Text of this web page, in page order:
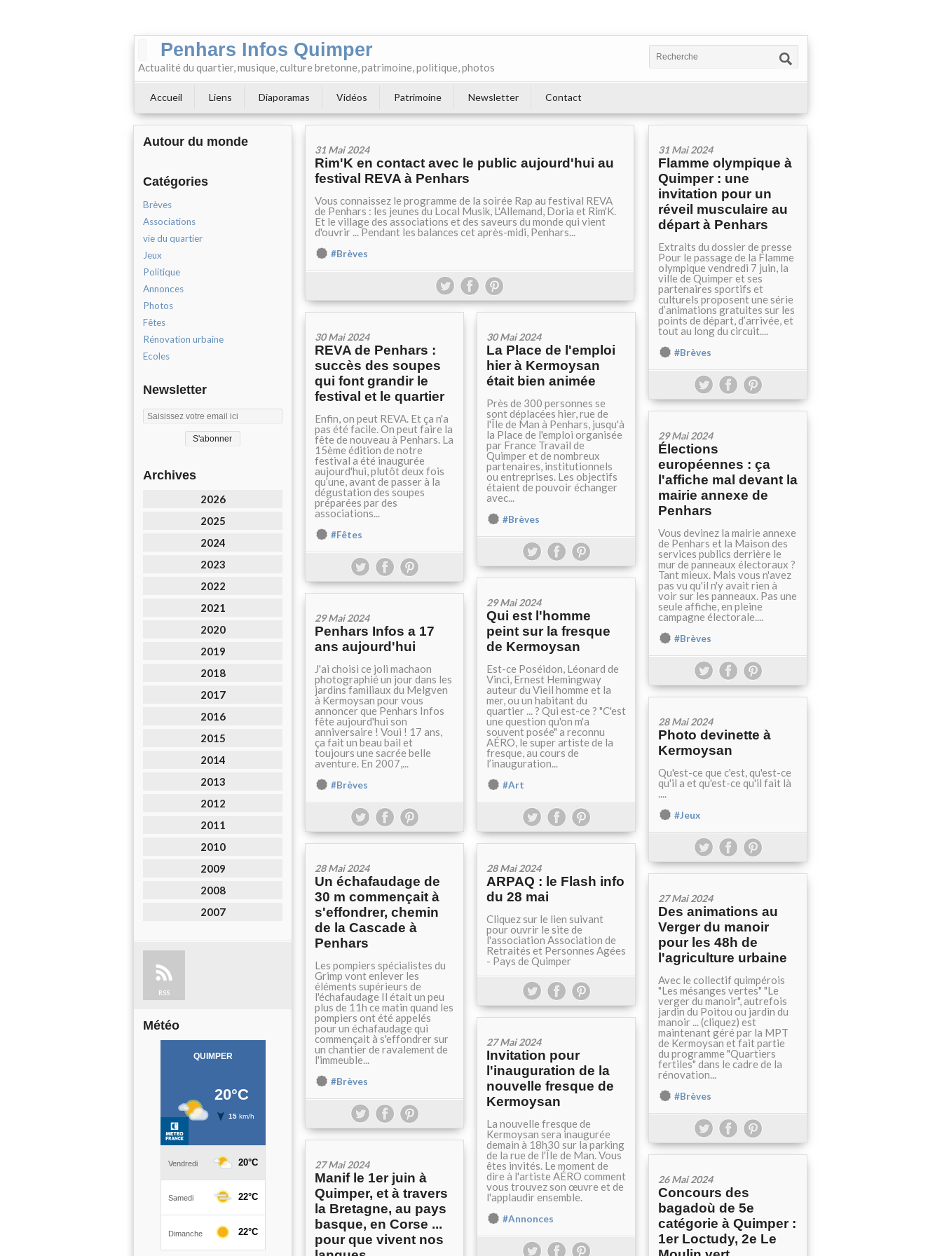
Penhars Infos Quimper
Actualité du quartier, musique, culture bretonne, patrimoine, politique, photos
Accueil Liens Diaporamas Vidéos Patrimoine Newsletter Contact
Autour du monde
Catégories
Brèves
Associations
vie du quartier
Jeux
Politique
Annonces
Photos
Fêtes
Rénovation urbaine
Ecoles
Newsletter
Archives
2026
2025
2024
2023
2022
2021
2020
2019
2018
2017
2016
2015
2014
2013
2012
2011
2010
2009
2008
2007
RSS
Météo
31 Mai 2024
Rim'K en contact avec le public aujourd'hui au
festival REVA à Penhars
Vous connaissez le programme de la soirée Rap au festival REVA
de Penhars : les jeunes du Local Musik, L'Allemand, Doria et Rim'K.
Et le village des associations et des saveurs du monde qui vient
d'ouvrir ... Pendant les balances cet après-midi, Penhars...
#Brèves
31 Mai 2024
Flamme olympique à
Quimper : une
invitation pour un
réveil musculaire au
départ à Penhars
Extraits du dossier de presse
Pour le passage de la Flamme
olympique vendredi 7 juin, la
ville de Quimper et ses
partenaires sportifs et
culturels proposent une série
d’animations gratuites sur les
points de départ, d’arrivée, et
tout au long du circuit....
#Brèves
30 Mai 2024
REVA de Penhars :
succès des soupes
qui font grandir le
festival et le quartier
Enfin, on peut REVA. Et ça n'a
pas été facile. On peut faire la
fête de nouveau à Penhars. La
15ème édition de notre
festival a été inaugurée
aujourd'hui, plutôt deux fois
qu’une, avant de passer à la
dégustation des soupes
préparées par des
associations...
#Fêtes
30 Mai 2024
La Place de l'emploi
hier à Kermoysan
était bien animée
Près de 300 personnes se
sont déplacées hier, rue de
l'Île de Man à Penhars, jusqu'à
la Place de l'emploi organisée
par France Travail de
Quimper et de nombreux
partenaires, institutionnels
ou entreprises. Les objectifs
étaient de pouvoir échanger
avec...
#Brèves
29 Mai 2024
Élections
européennes : ça
l'affiche mal devant la
mairie annexe de
Penhars
Vous devinez la mairie annexe
de Penhars et la Maison des
services publics derrière le
mur de panneaux électoraux ?
Tant mieux. Mais vous n'avez
pas vu qu'il n'y avait rien à
voir sur les panneaux. Pas une
seule affiche, en pleine
campagne électorale....
#Brèves
29 Mai 2024
Qui est l'homme
peint sur la fresque
de Kermoysan
Est-ce Poséidon, Léonard de
Vinci, Ernest Hemingway
auteur du Vieil homme et la
mer, ou un habitant du
quartier ... ? Qui est-ce ? "C'est
une question qu'on m'a
souvent posée" a reconnu
AÉRO, le super artiste de la
fresque, au cours de
l’inauguration...
#Art
29 Mai 2024
Penhars Infos a 17
ans aujourd'hui
J'ai choisi ce joli machaon
photographié un jour dans les
jardins familiaux du Melgven
à Kermoysan pour vous
annoncer que Penhars Infos
fête aujourd'hui son
anniversaire ! Voui ! 17 ans,
ça fait un beau bail et
toujours une sacrée belle
aventure. En 2007,...
#Brèves
28 Mai 2024
Photo devinette à
Kermoysan
Qu'est-ce que c'est, qu'est-ce
qu'il a et qu'est-ce qu'il fait là
....
#Jeux
28 Mai 2024
Un échafaudage de
30 m commençait à
s'effondrer, chemin
de la Cascade à
Penhars
Les pompiers spécialistes du
Grimp vont enlever les
éléments supérieurs de
l'échafaudage Il était un peu
plus de 11h ce matin quand les
pompiers ont été appelés
pour un échafaudage qui
commençait à s'effondrer sur
un chantier de ravalement de
l'immeuble...
#Brèves
28 Mai 2024
ARPAQ : le Flash info
du 28 mai
Cliquez sur le lien suivant
pour ouvrir le site de
l'association Association de
Retraités et Personnes Agées
- Pays de Quimper
27 Mai 2024
Des animations au
Verger du manoir
pour les 48h de
l'agriculture urbaine
Avec le collectif quimpérois
"Les mésanges vertes" "Le
verger du manoir", autrefois
jardin du Poitou ou jardin du
manoir ... (cliquez) est
maintenant géré par la MPT
de Kermoysan et fait partie
du programme "Quartiers
fertiles" dans le cadre de la
rénovation...
#Brèves
27 Mai 2024
Invitation pour
l'inauguration de la
nouvelle fresque de
Kermoysan
La nouvelle fresque de
Kermoysan sera inaugurée
demain à 18h30 sur la parking
de la rue de l'Île de Man. Vous
êtes invités. Le moment de
dire à l'artiste AÉRO comment
vous trouvez son œuvre et de
l'applaudir ensemble.
#Annonces
27 Mai 2024
Manif le 1er juin à
Quimper, et à travers
la Bretagne, au pays
basque, en Corse ...
pour que vivent nos
26 Mai 2024
Concours des
bagadoù de 5e
catégorie à Quimper :
1er Loctudy, 2e Le